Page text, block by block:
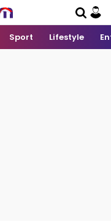
Sport Lifestyle